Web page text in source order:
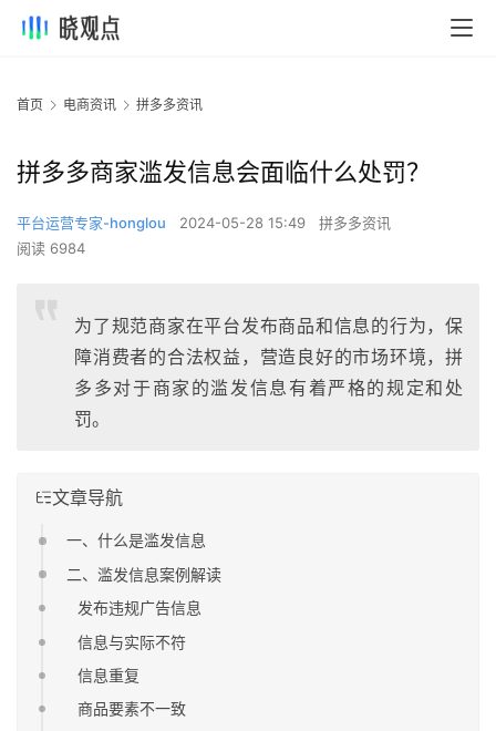
首页 电商资讯 拼多多资讯
拼多多商家滥发信息会面临什么处罚？
平台运营专家-honglou 2024-05-28 15:49
拼多多资讯
阅读 6984
为了规范商家在平台发布商品和信息的行为，保
障消费者的合法权益，营造良好的市场环境，拼
多多对于商家的滥发信息有着严格的规定和处
罚。
文章导航
一、什么是滥发信息
二、滥发信息案例解读
发布违规广告信息
信息与实际不符
信息重复
商品要素不一致